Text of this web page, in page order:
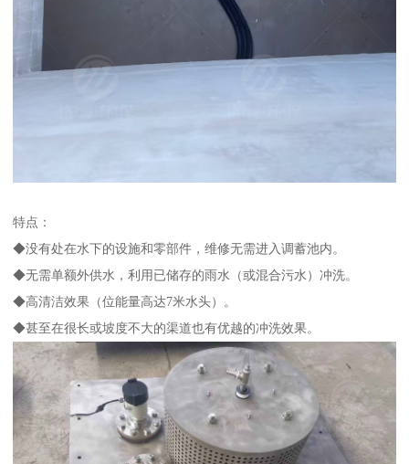
特点：
◆没有处在水下的设施和零部件，维修无需进入调蓄池内。
◆无需单额外供水，利用已储存的雨水（或混合污水）冲洗。
◆高清洁效果（位能量高达7米水头）。
◆甚至在很长或坡度不大的渠道也有优越的冲洗效果。